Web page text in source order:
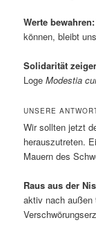
Werte bewahren:
können, bleibt
Solidarität
LogeModestia
UNSERE
Wir sollten jetzt
herauszutreten.
Mauern des
Raus aus der
aktiv nach außen